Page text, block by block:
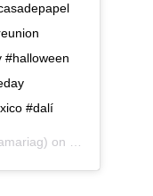
#halloween
#dalí
on